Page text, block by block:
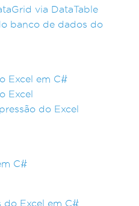
via DataTable
banco de dados do
Excel em C#
Excel
do Excel
C#
do Excel em C#